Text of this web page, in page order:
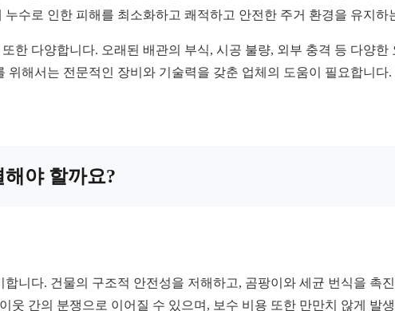
수로 인한 피해를 최소화하고 쾌적하고 안전한 주거 환경을 유지하
한 다양합니다. 오래된 배관의 부식, 시공 불량, 외부 충격 등 다양
해서는 전문적인 장비와 기술력을 갖춘 업체의 도움이 필요합니
야 할까요?
니다. 건물의 구조적 안전성을 저해하고, 곰팡이와 세균 번식을 촉
웃 간의 분쟁으로 이어질 수 있으며, 보수 비용 또한 만만치 않게 발